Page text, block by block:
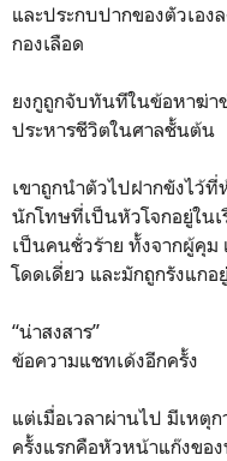
และประกบปากของตัวเอ
กองเลือด
ยงกูถูกจับทันทีในข้อหาฆ่า
ประหารชีวิตในศาลชั้นต้น
เขาถูกนำตัวไปฝากขังไว้
นักโทษที่เป็นหัวโจกอยู่ใน
เป็นคนชั่วร้าย ทั้งจากผู้คุม
โดดเดี่ยว และมักถูกรังแกอ
“น่าสงสาร”
ข้อความแชทเด้งอีกครั้ง
แต่เมื่อเวลาผ่านไป มีเหตุ
ครั้งแรกคือหัวหน้าแก๊งของ